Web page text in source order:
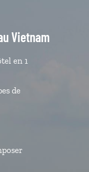
Vietnam
en 1
de